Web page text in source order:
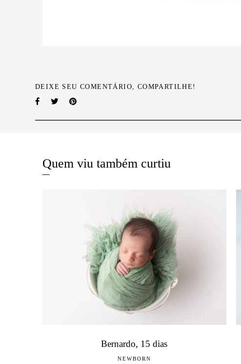
DEIXE SEU COMENTÁRIO, COMPARTILHE!
Quem viu também curtiu
Bernardo, 15 dias
NEWBORN